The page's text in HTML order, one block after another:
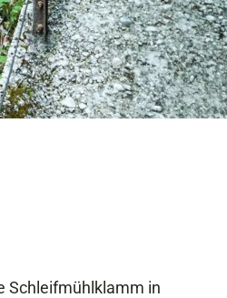
Schleifmühlklamm in